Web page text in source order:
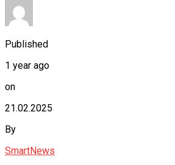
Published
1 year ago
on
21.02.2025
By
SmartNews